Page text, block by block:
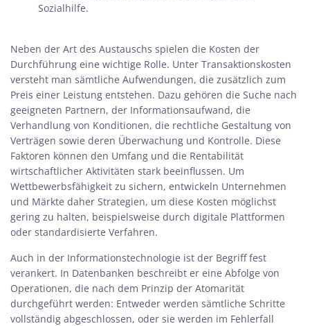
Sozialhilfe.
Neben der Art des Austauschs spielen die Kosten der
Durchführung eine wichtige Rolle. Unter Transaktionskosten
versteht man sämtliche Aufwendungen, die zusätzlich zum
Preis einer Leistung entstehen. Dazu gehören die Suche nach
geeigneten Partnern, der Informationsaufwand, die
Verhandlung von Konditionen, die rechtliche Gestaltung von
Verträgen sowie deren Überwachung und Kontrolle. Diese
Faktoren können den Umfang und die Rentabilität
wirtschaftlicher Aktivitäten stark beeinflussen. Um
Wettbewerbsfähigkeit zu sichern, entwickeln Unternehmen
und Märkte daher Strategien, um diese Kosten möglichst
gering zu halten, beispielsweise durch digitale Plattformen
oder standardisierte Verfahren.
Auch in der Informationstechnologie ist der Begriff fest
verankert. In Datenbanken beschreibt er eine Abfolge von
Operationen, die nach dem Prinzip der Atomarität
durchgeführt werden: Entweder werden sämtliche Schritte
vollständig abgeschlossen, oder sie werden im Fehlerfall